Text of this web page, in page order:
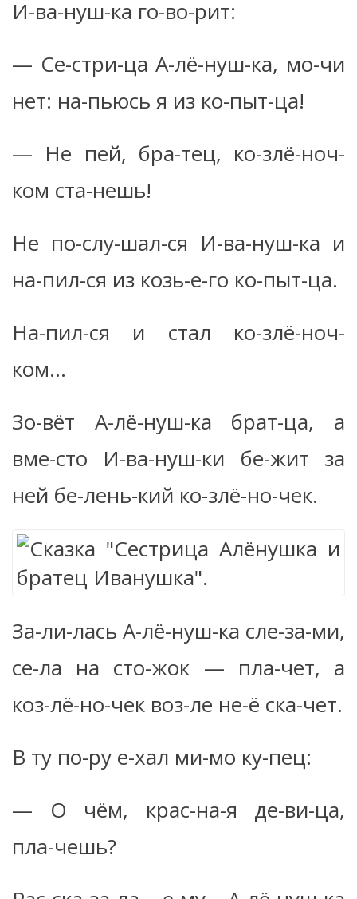
И-ва-нуш-ка го-во-рит:
— Се-стри-ца А-лё-нуш-ка, мо-чи
нет: на-пьюсь я из ко-пыт-ца!
— Не пей, бра-тец, ко-злё-ноч-
ком ста-нешь!
Не по-слу-шал-ся И-ва-нуш-ка и
на-пил-ся из козь-е-го ко-пыт-ца.
На-пил-ся и стал ко-злё-ноч-
ком…
Зо-вёт А-лё-нуш-ка брат-ца, а
вме-сто И-ва-нуш-ки бе-жит за
ней бе-лень-кий ко-злё-но-чек.
За-ли-лась А-лё-нуш-ка сле-за-ми,
се-ла на сто-жок — пла-чет, а
коз-лё-но-чек воз-ле не-ё ска-чет.
В ту по-ру е-хал ми-мо ку-пец:
— О чём, крас-на-я де-ви-ца,
пла-чешь?